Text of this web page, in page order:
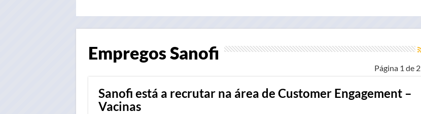
EmpregosSanofi
Página 1 de 2
Sanofi está a recrutar na área de Customer Engagement –
Vacinas